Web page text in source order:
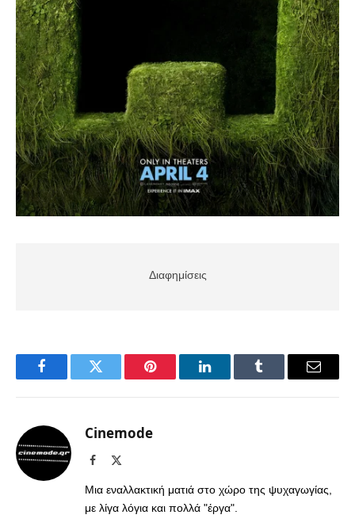
Διαφημίσεις
FacebookTwitter Pinterest LinkedInTumblr Email
Cinemode
Facebook
Μια εναλλακτική ματιά στο χώρο της ψυχαγωγίας,
με λίγα λόγια και πολλά "έργα".